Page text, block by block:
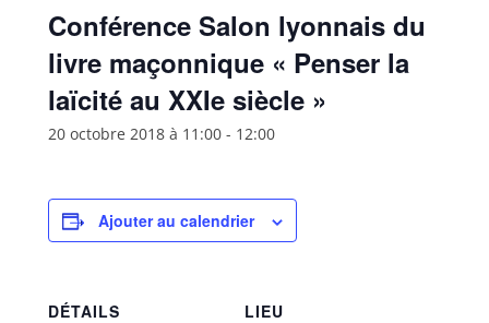
Conférence Salon lyonnais du
livre maçonnique « Penser la
laïcité au XXIe siècle »
20 octobre 2018 à 11:00 - 12:00
Ajouter au calendrier
DÉTAILS
LIEU